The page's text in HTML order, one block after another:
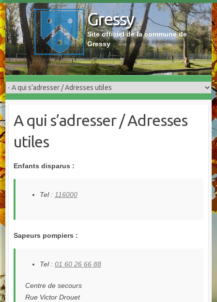
Skip
to
content
Gressy
Site officiel de la commune de
Gressy
A qui s’adresser / Adresses
utiles
Enfants disparus :
Tel : 116000
Sapeurs pompiers :
Tel : 01 60 26 66 88
Centre de secours
Rue Victor Drouet